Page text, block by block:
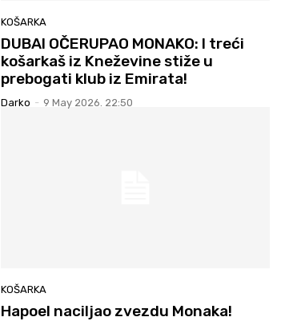
KOŠARKA
DUBAI OČERUPAO MONAKO: I treći
košarkaš iz Kneževine stiže u
prebogati klub iz Emirata!
Darko - 9 May 2026. 22:50
KOŠARKA
Hapoel naciljao zvezdu Monaka!